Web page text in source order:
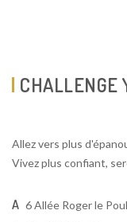
CHALLENGE
Allez vers plus
Vivez plus confiant,
A 6 Allée Roger le